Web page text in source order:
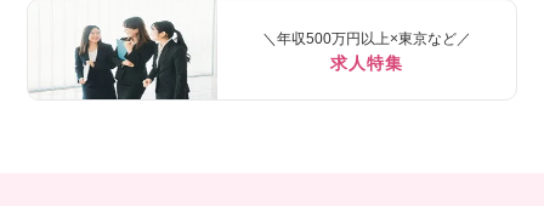
＼年収500万円以上×東京など／
求人特集